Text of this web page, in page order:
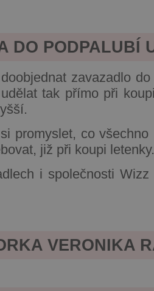
DO PODPALUBÍ
zavazadlo
tak přímo při
promyslet, co
již při koupi letenky.
i společnosti
VERONIKA